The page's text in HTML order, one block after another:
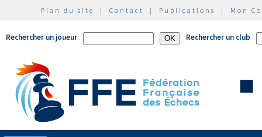
Plan du site | Contact | Publications | Mon
Rechercher un joueur Rechercher un club